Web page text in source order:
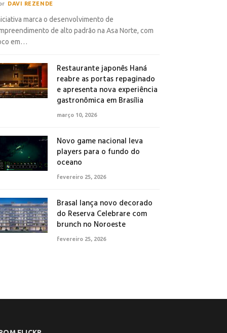
DAVI REZENDE
marca o desenvolvimento de
de alto padrão na Asa Norte, com
em…
Restaurante japonês Haná
reabre as portas repaginado
e apresenta nova experiência
gastronômica em Brasília
março 10, 2026
Novo game nacional leva
players para o fundo do
oceano
fevereiro 25, 2026
Brasal lança novo decorado
do Reserva Celebrare com
brunch no Noroeste
fevereiro 25, 2026